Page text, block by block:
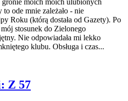
ode mnie zależało - nie
Roku (którą dostała od Gazety). Po
stosunek do Zielonego
Nie odpowiadała mi lekko
klubu. Obsługa i czas...
Z 57